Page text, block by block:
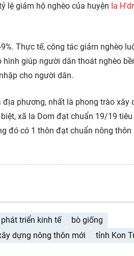
lệ giảm hộ nghèo của huyện Ia
Thực tế, công tác giảm nghèo
giúp người dân thoát nghèo
cho người dân.
phương, nhất là phong trào xây
xã Ia Dom đạt chuẩn 19/19
đó có 1 thôn đạt chuẩn nông thôn
phát triển kinh tế
bò giống
dựng nông thôn mới
tỉnh Kon